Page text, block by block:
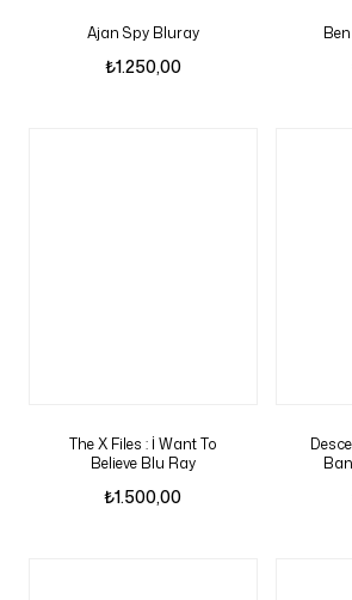
Ajan Spy Bluray
₺1.250,00
The X Files : İ Want To
Believe Blu Ray
₺1.500,00